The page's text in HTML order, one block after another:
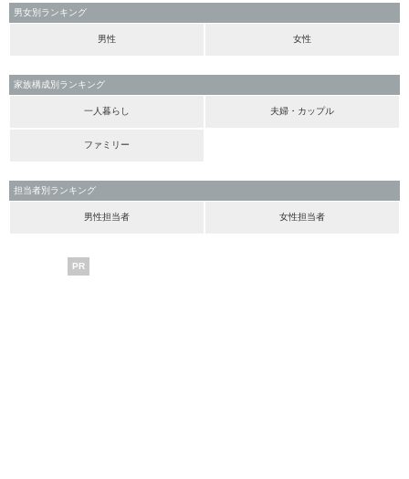
男女別ランキング
男性 女性
家族構成別ランキング
一人暮らし 夫婦・カップル
ファミリー
担当者別ランキング
男性担当者 女性担当者
PR